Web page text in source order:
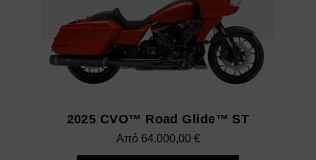
2025 CVO™ Road Glide™ ST
Από 64.000,00 €